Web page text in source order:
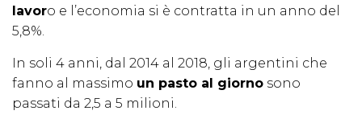
lavoro e l’economia si è contratta in un anno del
5,8%.
In soli 4 anni, dal 2014 al 2018, gli argentini che
fanno al massimo un pasto al giorno sono
passati da 2,5 a 5 milioni.